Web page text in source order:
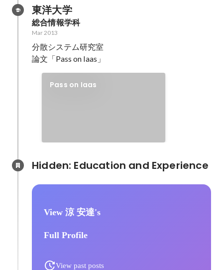
東洋大学
総合情報学科
Mar 2013
分散システム研究室
論文「Pass on Iaas」
Pass on Iaas
View 涼 安達's
Full Profile
View past posts